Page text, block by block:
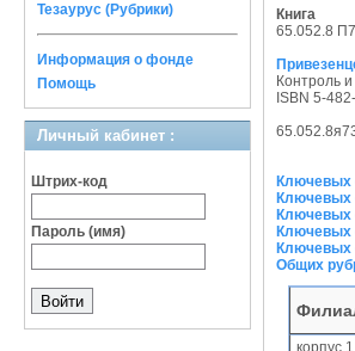
Тезаурус (Рубрики)
Информация о фонде
Помощь
Личный кабинет :
Штрих-код
Пароль (имя)
Книга
65.052.8
Контроль
ISBN 5-
Ключевых
Ключевых
Ключевых
Ключевых
Ключевых
Общих
корпус